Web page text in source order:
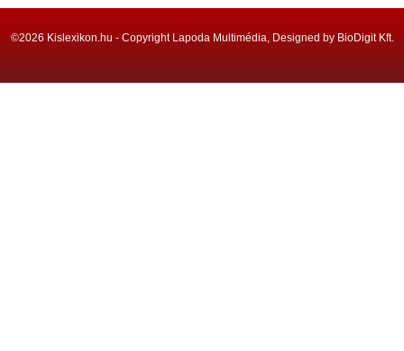
©2026 Kislexikon.hu - Copyright Lapoda Multimédia, Designed by BioDigit Kft.